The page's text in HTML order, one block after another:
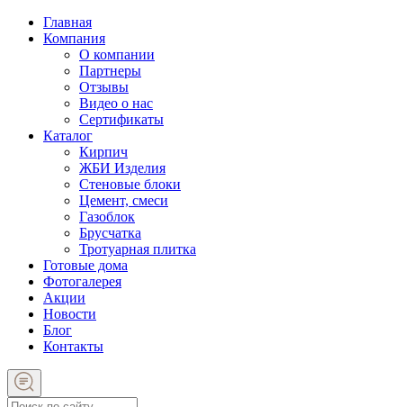
Главная
Компания
О компании
Партнеры
Отзывы
Видео о нас
Сертификаты
Каталог
Кирпич
ЖБИ Изделия
Стеновые блоки
Цемент, смеси
Газоблок
Брусчатка
Тротуарная плитка
Готовые дома
Фотогалерея
Акции
Новости
Блог
Контакты